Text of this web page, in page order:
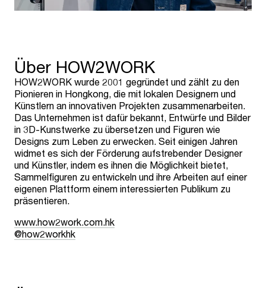
Über HOW2WORK
HOW2WORK wurde 2001 gegründet und zählt zu den
Pionieren in Hongkong, die mit lokalen Designern und
Künstlern an innovativen Projekten zusammenarbeiten.
Das Unternehmen ist dafür bekannt, Entwürfe und Bilder
in 3D-Kunstwerke zu übersetzen und Figuren wie
Designs zum Leben zu erwecken. Seit einigen Jahren
widmet es sich der Förderung aufstrebender Designer
und Künstler, indem es ihnen die Möglichkeit bietet,
Sammelfiguren zu entwickeln und ihre Arbeiten auf einer
eigenen Plattform einem interessierten Publikum zu
präsentieren.
www.how2work.com.hk
@how2workhk